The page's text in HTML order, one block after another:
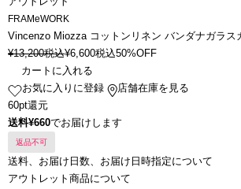
FRAMeWORK
Vincenzo Miozza コットンリネン バンダナガラス
¥13,200税込¥6,600税込50%OFF
カートに入れる
お気に入りに登録
店舗在庫を見る
60pt還元
送料¥660でお届けします
返品不可
送料、お届け日数、お届け日時指定について
アウトレット商品について